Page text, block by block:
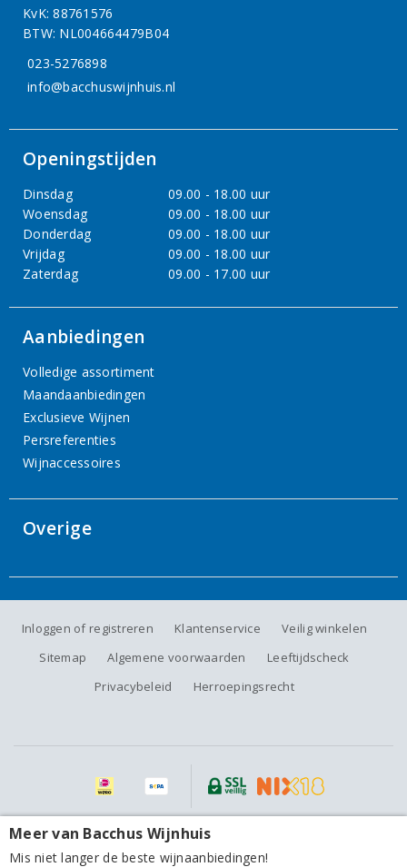
Agrapart Champagne Grand Cru Terroirs Extra Brut
KvK: 88761576
BTW: NL004664479B04
023-5276898
info@bacchuswijnhuis.nl
Openingstijden
Dinsdag
09.00 - 18.00 uur
Woensdag
09.00 - 18.00 uur
Donderdag
09.00 - 18.00 uur
Vrijdag
09.00 - 18.00 uur
Zaterdag
09.00 - 17.00 uur
Aanbiedingen
Volledige assortiment
Maandaanbiedingen
Exclusieve Wijnen
Persreferenties
Wijnaccessoires
Overige
Inloggen of registreren Klantenservice
Veilig winkelen
Sitemap
Algemene voorwaarden
Leeftijdscheck
Privacybeleid
Herroepingsrecht
Alle prijzen zijn inclusief BTW, exclusief eventuele verzendkosten.
Meer van Bacchus Wijnhuis
Mis niet langer de beste wijnaanbiedingen!